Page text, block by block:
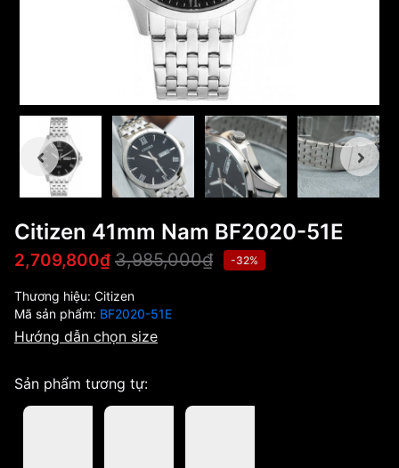
Citizen 41mm Nam BF2020-51E
2,709,800₫ 3,985,000₫ -32%
Thương hiệu: Citizen
Mã sản phẩm: BF2020-51E
Hướng dẫn chọn size
Sản phẩm tương tự: